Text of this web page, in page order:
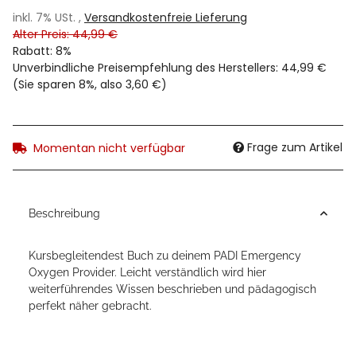
inkl. 7% USt. , Versandkostenfreie Lieferung
Alter Preis: 44,99 €
Rabatt: 8%
Unverbindliche Preisempfehlung des Herstellers: 44,99 €
(Sie sparen 8%, also 3,60 €)
Momentan nicht verfügbar Frage zum Artikel
Beschreibung
Kursbegleitendest Buch zu deinem PADI Emergency
Oxygen Provider. Leicht verständlich wird hier
weiterführendes Wissen beschrieben und pädagogisch
perfekt näher gebracht.